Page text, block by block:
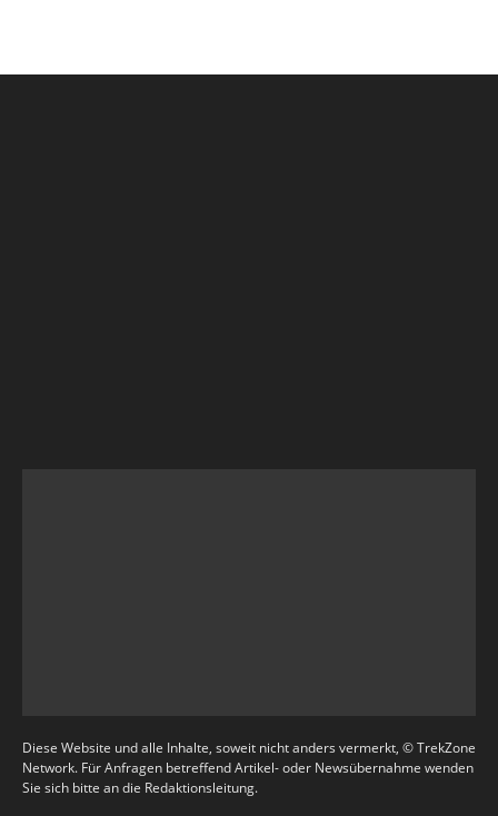
Diese Website und alle Inhalte, soweit nicht anders vermerkt, © TrekZone
Network. Für Anfragen betreffend Artikel- oder Newsübernahme wenden
Sie sich bitte an die Redaktionsleitung.